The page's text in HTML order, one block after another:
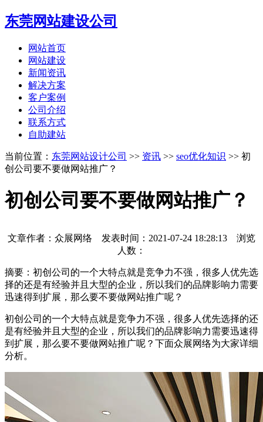
东莞网站建设公司
网站首页
网站建设
新闻资讯
解决方案
客户案例
公司介绍
联系方式
自助建站
当前位置： 东莞网站设计公司 >> 资讯 >> seo优化知识 >> 初
创公司要不要做网站推广？
初创公司要不要做网站推广？
文章作者：众展网络 发表时间： 2021-07-24 18:28:13 浏览
人数：
摘要： 初创公司的一个大特点就是竞争力不强，很多人优先选
择的还是有经验并且大型的企业，所以我们的品牌影响力需要
迅速得到扩展，那么要不要做网站推广呢？
初创公司的一个大特点就是竞争力不强，很多人优先选择的还
是有经验并且大型的企业，所以我们的品牌影响力需要迅速得
到扩展，那么要不要做网站推广呢？下面众展网络为大家详细
分析。